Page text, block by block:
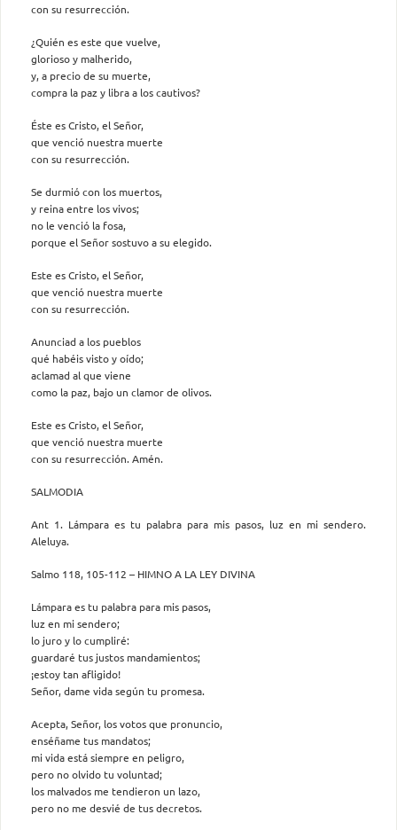
con su resurrección.
¿Quién es este que vuelve,
glorioso y malherido,
y, a precio de su muerte,
compra la paz y libra a los cautivos?
Éste es Cristo, el Señor,
que venció nuestra muerte
con su resurrección.
Se durmió con los muertos,
y reina entre los vivos;
no le venció la fosa,
porque el Señor sostuvo a su elegido.
Este es Cristo, el Señor,
que venció nuestra muerte
con su resurrección.
Anunciad a los pueblos
qué habéis visto y oído;
aclamad al que viene
como la paz, bajo un clamor de olivos.
Este es Cristo, el Señor,
que venció nuestra muerte
con su resurrección. Amén.
SALMODIA
Ant 1. Lámpara es tu palabra para mis pasos, luz en mi sendero.
Aleluya.
Salmo 118, 105-112 – HIMNO A LA LEY DIVINA
Lámpara es tu palabra para mis pasos,
luz en mi sendero;
lo juro y lo cumpliré:
guardaré tus justos mandamientos;
¡estoy tan afligido!
Señor, dame vida según tu promesa.
Acepta, Señor, los votos que pronuncio,
enséñame tus mandatos;
mi vida está siempre en peligro,
pero no olvido tu voluntad;
los malvados me tendieron un lazo,
pero no me desvié de tus decretos.